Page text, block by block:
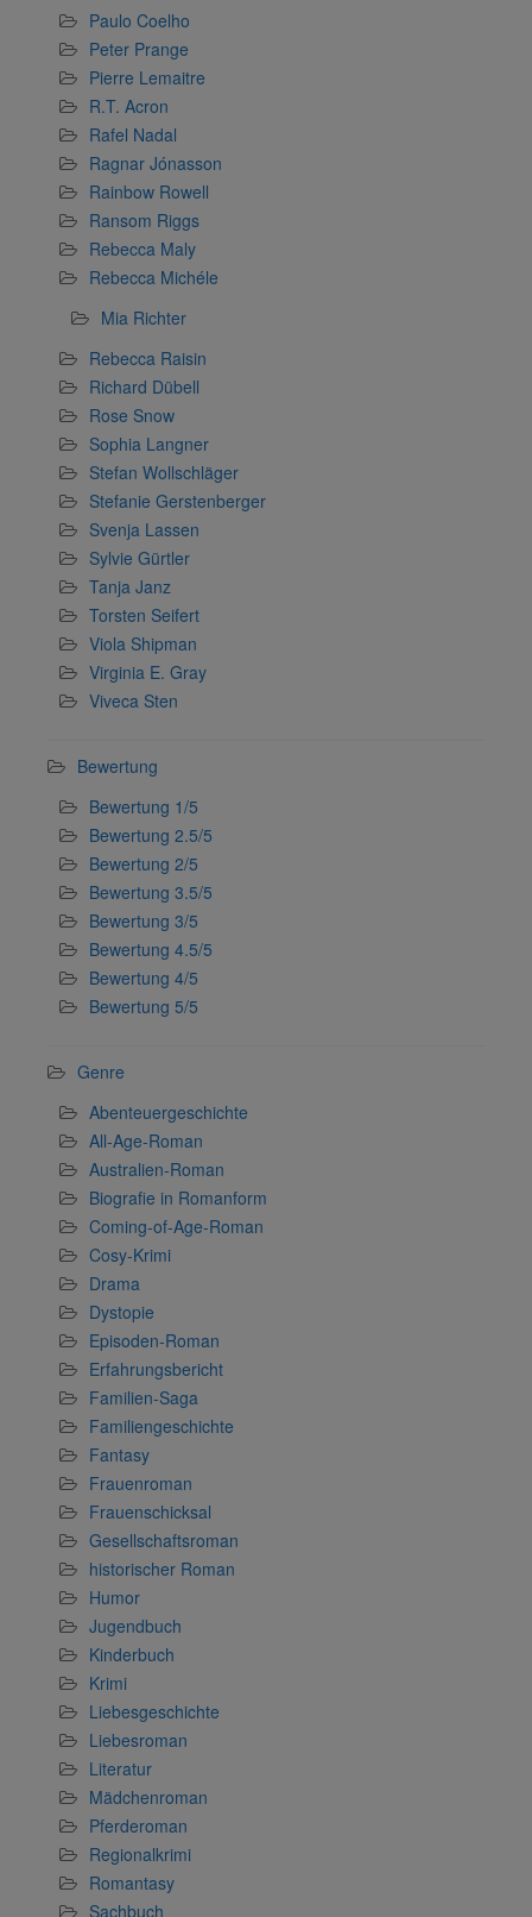
Paulo Coelho
Peter Prange
Pierre Lemaitre
R.T. Acron
Rafel Nadal
Ragnar Jónasson
Rainbow Rowell
Ransom Riggs
Rebecca Maly
Rebecca Michéle
Mia Richter
Rebecca Raisin
Richard Dübell
Rose Snow
Sophia Langner
Stefan Wollschläger
Stefanie Gerstenberger
Svenja Lassen
Sylvie Gürtler
Tanja Janz
Torsten Seifert
Viola Shipman
Virginia E. Gray
Viveca Sten
Bewertung
Bewertung 1/5
Bewertung 2.5/5
Bewertung 2/5
Bewertung 3.5/5
Bewertung 3/5
Bewertung 4.5/5
Bewertung 4/5
Bewertung 5/5
Genre
Abenteuergeschichte
All-Age-Roman
Australien-Roman
Biografie in Romanform
Coming-of-Age-Roman
Cosy-Krimi
Drama
Dystopie
Episoden-Roman
Erfahrungsbericht
Familien-Saga
Familiengeschichte
Fantasy
Frauenroman
Frauenschicksal
Gesellschaftsroman
historischer Roman
Humor
Jugendbuch
Kinderbuch
Krimi
Liebesgeschichte
Liebesroman
Literatur
Mädchenroman
Pferderoman
Regionalkrimi
Romantasy
Sachbuch